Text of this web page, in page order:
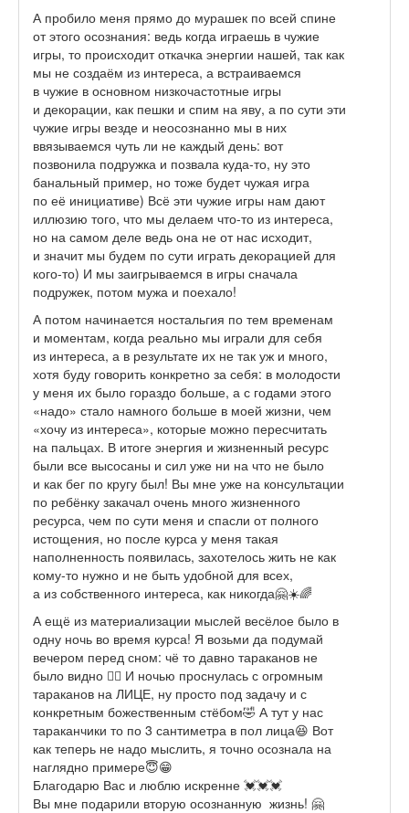
А пробило меня прямо до мурашек по всей спине
от этого осознания: ведь когда играешь в чужие
игры, то происходит откачка энергии нашей, так как
мы не создаём из интереса, а встраиваемся
в чужие в основном низкочастотные игры
и декорации, как пешки и спим на яву, а по сути эти
чужие игры везде и неосознанно мы в них
ввязываемся чуть ли не каждый день: вот
позвонила подружка и позвала куда-то, ну это
банальный пример, но тоже будет чужая игра
по её инициативе) Всё эти чужие игры нам дают
иллюзию того, что мы делаем что-то из интереса,
но на самом деле ведь она не от нас исходит,
и значит мы будем по сути играть декорацией для
кого-то) И мы заигрываемся в игры сначала
подружек, потом мужа и поехало!
А потом начинается ностальгия по тем временам
и моментам, когда реально мы играли для себя
из интереса, а в результате их не так уж и много,
хотя буду говорить конкретно за себя: в молодости
у меня их было гораздо больше, а с годами этого
«надо» стало намного больше в моей жизни, чем
«хочу из интереса», которые можно пересчитать
на пальцах. В итоге энергия и жизненный ресурс
были все высосаны и сил уже ни на что не было
и как бег по кругу был! Вы мне уже на консультации
по ребёнку закачал очень много жизненного
ресурса, чем по сути меня и спасли от полного
истощения, но после курса у меня такая
наполненность появилась, захотелось жить не как
кому-то нужно и не быть удобной для всех,
а из собственного интереса, как никогда🤗☀️🌈
А ещё из материализации мыслей весёлое было в
одну ночь во время курса! Я возьми да подумай
вечером перед сном: чё то давно тараканов не
было видно 🤦‍♀️ И ночью проснулась с огромным
тараканов на ЛИЦЕ, ну просто под задачу и с
конкретным божественным стёбом🤣 А тут у нас
тараканчики то по 3 сантиметра в пол лица😆 Вот
как теперь не надо мыслить, я точно осознала на
наглядно примере😇😁
Благодарю Вас и люблю искренне 💓💓💓
Вы мне подарили вторую осознанную жизнь! 🤗